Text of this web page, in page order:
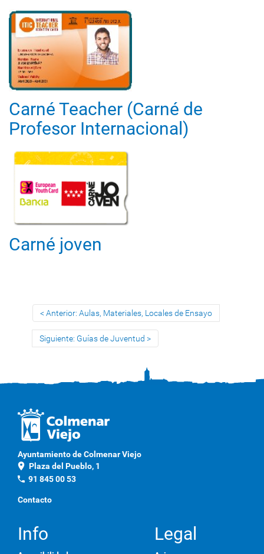
Carné Teacher (Carné de
Profesor Internacional)
Carné joven
Anterior: Aulas, Materiales, Locales de Ensayo
Siguiente: Guías de Juventud
Ayuntamiento de Colmenar Viejo
location_on Plaza del Pueblo, 1
phone 91 845 00 53
Contacto
Info Legal